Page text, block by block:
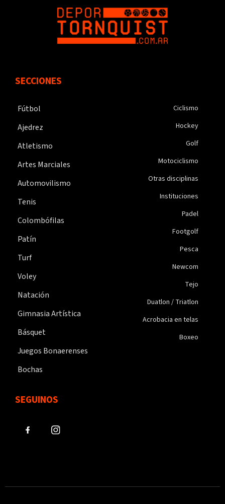
SECCIONES
Fútbol
Ajedrez
Atletismo
Artes Marciales
Automovilismo
Tenis
Colombófilas
Patín
Turf
Voley
Natación
Gimnasia Artística
Básquet
Juegos Bonaerenses
Bochas
Ciclismo
Hockey
Golf
Motociclismo
Otras disciplinas
Instituciones
Padel
Footgolf
Pesca
Newcom
Tejo
Duatlon / Triatlon
Acrobacia en telas
Boxeo
SEGUINOS